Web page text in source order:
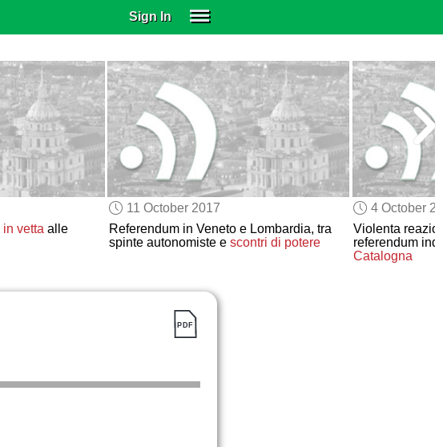
Sign In
SUBSCRIBE
EDUCATIONAL LICENSES
GIFT CARDS
OTHER LANGUAGES
ABOUT US
ALEXA
ADJUST COLORS
in vettaalle
11 October 2017
Referendum in Veneto e Lombardia, tra
spinte autonomiste e scontri di potere
4 October
Violenta
referendum
Catalogna